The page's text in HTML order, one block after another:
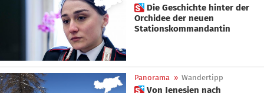
 Die Geschichte hinter der
Orchidee der neuen
Stationskommandantin
Panorama » Wandertipp
 Von Jenesien nach